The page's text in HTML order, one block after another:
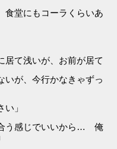
堂にもコーラくらいあ
て浅いが、お前が居て
が、今行かなきゃずっ
」
う感じでいいから… 俺